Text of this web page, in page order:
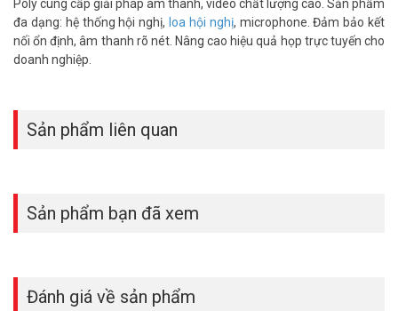
Poly cung cấp giải pháp âm thanh, video chất lượng cao. Sản phẩm
đa dạng: hệ thống hội nghị, loa hội nghị, microphone. Đảm bảo kết
nối ổn định, âm thanh rõ nét. Nâng cao hiệu quả họp trực tuyến cho
doanh nghiệp.
Sản phẩm liên quan
Sản phẩm bạn đã xem
Đánh giá về sản phẩm